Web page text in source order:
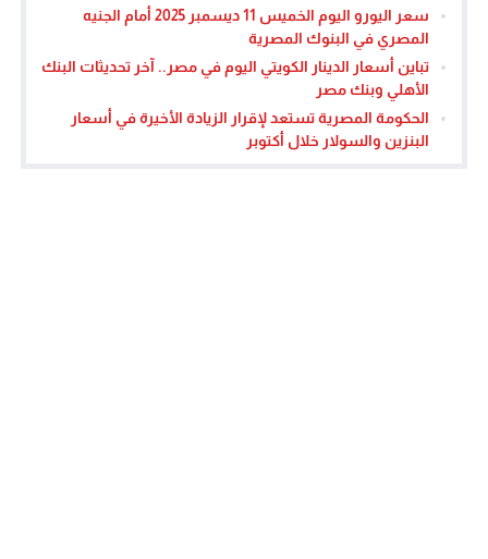
سعر اليورو اليوم الخميس 11 ديسمبر 2025 أمام الجنيه
المصري في البنوك المصرية
تباين أسعار الدينار الكويتي اليوم في مصر.. آخر تحديثات البنك
الأهلي وبنك مصر
الحكومة المصرية تستعد لإقرار الزيادة الأخيرة في أسعار
البنزين والسولار خلال أكتوبر